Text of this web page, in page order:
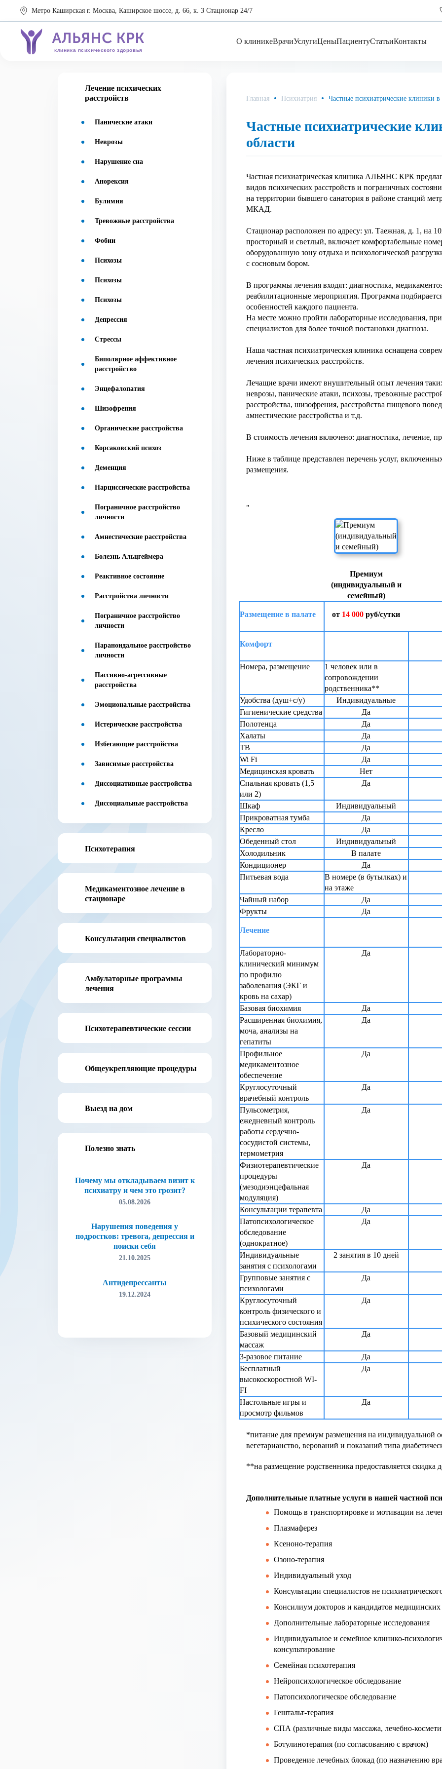
Метро Каширская г. Москва, Каширское шоссе, д. 66, к. 3 Стационар 24/7
клиника психического здоровья
О клиникеВрачиУслугиЦеныПациентуСтатьиКонтакты
Главная Психиатрия Частные психиатрические клиники в
Частные психиатрические
области
Частная психиатрическая клиника АЛЬЯНС КРК
видов психических расстройств и пограничных
на территории бывшего санатория в районе станций
МКАД.
Стационар расположен по адресу: ул. Таежная, д. 1, на
просторный и светлый, включает комфортабельные
оборудованную зону отдыха и психологической
с сосновым бором.
В программы лечения входят: диагностика,
реабилитационные мероприятия. Программа
особенностей каждого пациента.
На месте можно пройти лабораторные исследования,
специалистов для более точной постановки диагноза.
Наша частная психиатрическая клиника оснащена
лечения психических расстройств.
Лечащие врачи имеют внушительный опыт лечения
неврозы, панические атаки, психозы, тревожные
расстройства, шизофрения, расстройства пищевого
амнестические расстройства и т.д.
В стоимость лечения включено: диагностика, лечение,
Ниже в таблице представлен перечень услуг,
размещения.
"
Премиум
(индивидуальный и
семейный)
Размещение в палате от 14 000 руб/сутки
Комфорт
Номера, размещение
1 человек или в
сопровождении
родственника**
Удобства (душ+с/у)
Индивидуальные
Гигиенические средства
Да
Полотенца
Да
Халаты
Да
ТВ
Да
Wi Fi
Да
Медицинская кровать
Нет
Спальная кровать (1,5
или 2)
Да
Шкаф
Индивидуальный
Прикроватная тумба
Да
Кресло
Да
Обеденный стол
Индивидуальный
Холодильник
В палате
Кондиционер
Да
Питьевая вода
В номере (в бутылках) и
на этаже
Чайный набор
Да
Фрукты
Да
Лечение
Лабораторно-
клинический минимум
по профилю
заболевания (ЭКГ и
кровь на сахар)
Да
Базовая биохимия
Да
Расширенная биохимия,
моча, анализы на
гепатиты
Да
Профильное
медикаментозное
обеспечение
Да
Круглосуточный
врачебный контроль
Да
Пульсометрия,
ежедневный контроль
работы сердечно-
сосудистой системы,
термометрия
Да
Физиотерапевтические
процедуры
(мезодиэнцефальная
модуляция)
Да
Консультации терапевта
Да
Патопсихологическое
обследование
(однократное)
Да
Индивидуальные
занятия с психологами
2 занятия в 10 дней
Групповые занятия с
психологами
Да
Круглосуточный
контроль физического и
психического состояния
Да
Базовый медицинский
массаж
Да
3-разовое питание
Да
Бесплатный
высокоскоростной WI-
FI
Да
Настольные игры и
просмотр фильмов
Да
*питание для премиум размещения на индивидуальной
вегетарианство, верований и показаний типа
**на размещение родственника предоставляется скидка
Дополнительные платные услуги в нашей частной
Помощь в транспортировке и мотивации на
Плазмаферез
Ксеноно-терапия
Озоно-терапия
Индивидуальный уход
Консультации специалистов не
Консилиум докторов и кандидатов медицинских
Дополнительные лабораторные исследования
Индивидуальное и семейное клинико-
консультирование
Семейная психотерапия
Нейропсихологическое обследование
Патопсихологическое обследование
Гештальт-терапия
СПА (различные виды массажа, лечебно-
Ботулинотерапия (по согласованию с врачом)
Проведение лечебных блокад (по назначению
Лечение психических
расстройств
Панические атаки
Неврозы
Нарушение сна
Анорексия
Булимия
Тревожные расстройства
Фобии
Психозы
Психозы
Психозы
Депрессия
Стрессы
Биполярное аффективное
расстройство
Энцефалопатия
Шизофрения
Органические расстройства
Корсаковский психоз
Деменция
Нарциссические расстройства
Пограничное расстройство
личности
Амнестические расстройства
Болезнь Альцгеймера
Реактивное состояние
Расстройства личности
Пограничное расстройство
личности
Параноидальное расстройство
личности
Пассивно-агрессивные
расстройства
Эмоциональные расстройства
Истерические расстройства
Избегающие расстройства
Зависимые расстройства
Диссоциативные расстройства
Диссоциальные расстройства
Психотерапия
Медикаментозное лечение в
стационаре
Консультации специалистов
Амбулаторные программы
лечения
Психотерапевтические сессии
Общеукрепляющие процедуры
Выезд на дом
Полезно знать
Почему мы откладываем визит к
психиатру и чем это грозит?
05.08.2026
Нарушения поведения у
подростков: тревога, депрессия и
поиски себя
21.10.2025
Антидепрессанты
19.12.2024
ОТПРАВИТЬ Я даю согласие наобработку персональных данных
ОТПРАВИТЬ Я даю согласие на